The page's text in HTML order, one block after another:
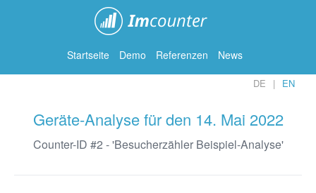
Startseite Demo Referenzen News
DE EN
Geräte-Analyse für den 14. Mai 2022
Counter-ID #2 - 'Besucherzähler Beispiel-Analyse'